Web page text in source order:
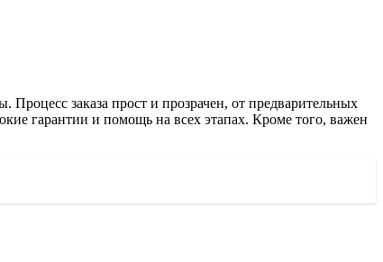
заказа прост и прозрачен, от предварительных
гарантии и помощь на всех этапах. Кроме того, важен